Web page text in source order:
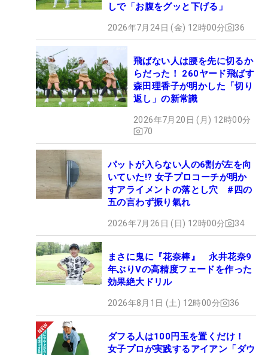
しで「お腹をグッと下げる」
2026年7月24日 (金) 12時00分 36
飛ばない人は腰を先に切るか
らだった！ 260ヤード飛ばす
森田理香子が明かした「切り
返し」の新常識
2026年7月20日 (月) 12時00分
70
パットが入らない人の6割が左を向
いていた!? 女子プロコーチが明か
すアライメントの落とし穴 #四の
五の言わず振り氣れ
2026年7月26日 (日) 12時00分 34
まさに鬼に『花奈棒』 永井花奈9
年ぶりVの高精度フェードを作った
効果絶大ドリル
2026年8月1日 (土) 12時00分 36
ダフる人は100円玉を置くだけ！
女子プロが実践するアイアン「ダウ